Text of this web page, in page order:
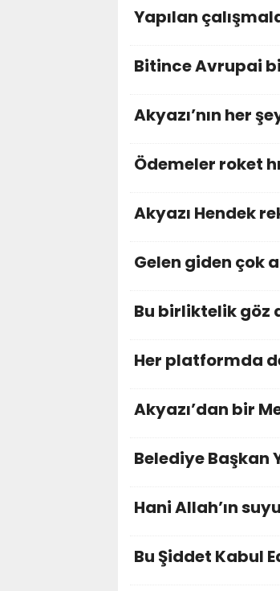
Yapılan
Bitince Avrupai
Akyazı’nın her
Ödemeler roket
Akyazı Hendek
Gelen giden çok
Bu birliktelik göz
Her platformda
Akyazı’dan bir
Belediye Başkan
Hani Allah’ın
Bu Şiddet Kabul